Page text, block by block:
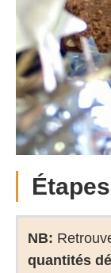
NB:
quantités